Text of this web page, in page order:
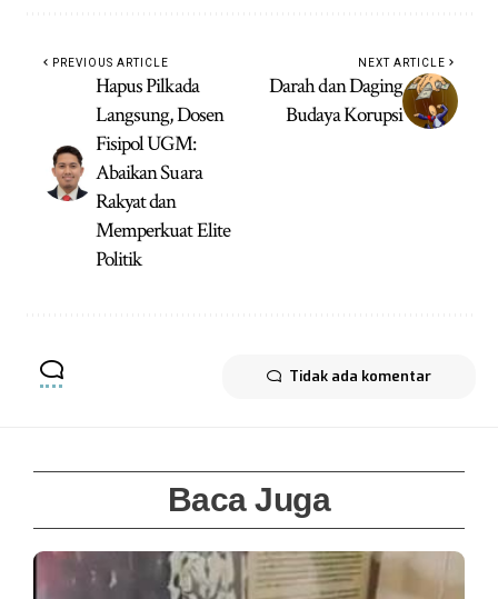
PREVIOUS ARTICLE
Hapus Pilkada
Langsung, Dosen
Fisipol UGM:
Abaikan Suara
Rakyat dan
Memperkuat Elite
Politik
NEXT ARTICLE
Darah dan Daging
Budaya Korupsi
Tidak ada komentar
Baca Juga